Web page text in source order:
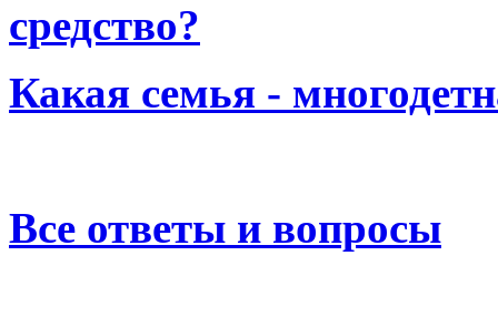
средство?
Какая семья -
Все ответы и вопросы